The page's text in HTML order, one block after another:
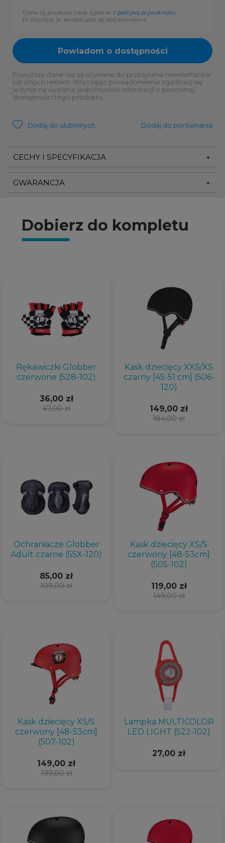
Dane są przetwarzane zgodnie z polityką prywatności
Przesyłając je, akceptujesz jej postanowienia.
Powiadom o dostępności
Powyższe dane nie są używane do przesyłania newsletterów
lub innych reklam. Włączając powiadomienie zgadzasz się
jedynie na wysłanie jednorazowo informacji o ponownej
dostępności tego produktu.
Dodaj do ulubionych Dodaj do porównania
CECHY I SPECYFIKACJA
GWARANCJA
Dobierz do kompletu
Rękawiczki Globber
czerwone (528-102)
47,00 zł
36,00 zł
Kask dziecięcy XXS/XS
czarny [45-51 cm] (506-
120)
184,00 zł
149,00 zł
Ochraniacze Globber
Adult czarne (55X-120)
109,00 zł
85,00 zł
Kask dziecięcy XS/S
czerwony [48-53cm]
(505-102)
149,00 zł
119,00 zł
Kask dziecięcy XS/S
czerwony [48-53cm]
(507-102)
199,00 zł
149,00 zł
Lampka MULTICOLOR
LED LIGHT (522-102)
27,00 zł